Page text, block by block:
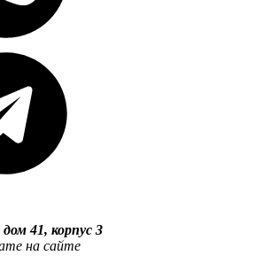
41, корпус 3
на сайте